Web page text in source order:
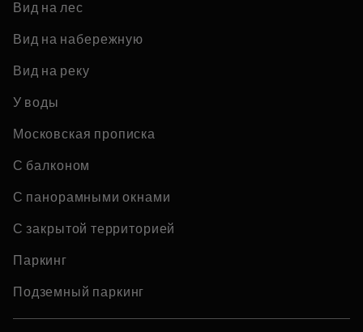
Вид на лес
Вид на набережную
Вид на реку
У воды
Московская прописка
С балконом
С панорамными окнами
С закрытой территорией
Паркинг
Подземный паркинг